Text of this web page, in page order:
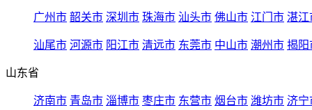
广州市 韶关市 深圳市 珠海市 汕头市 佛山市 江门市 湛江
汕尾市 河源市 阳江市 清远市 东莞市 中山市 潮州市 揭阳
山东省
济南市 青岛市 淄博市 枣庄市 东营市 烟台市 潍坊市 济宁